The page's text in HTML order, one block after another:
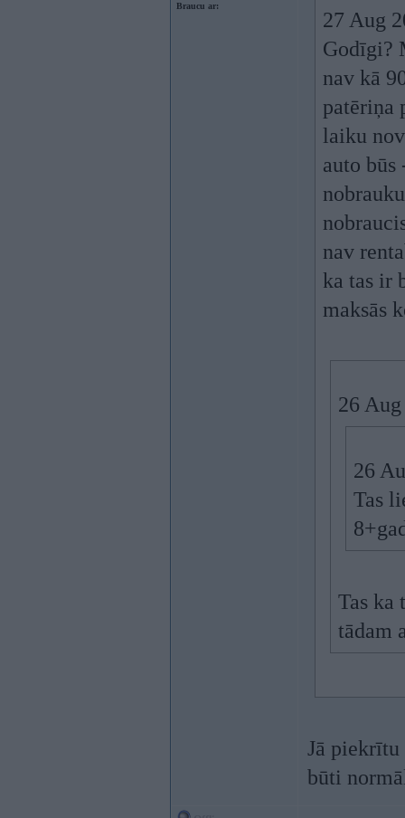
Braucu ar:
27 Aug
Godīgi?
nav kā
patēriņa
laiku
auto būs
nav
ka tas ir
maksās
26
26
Tas
Tas ka
tādam
Jā piekrītu
būti